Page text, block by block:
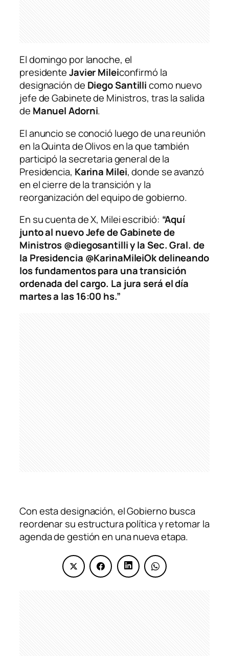
El domingo por lanoche, el
presidenteJavier Mileiconfirmó la
designación de Diego Santillicomo nuevo
jefe de Gabinete de Ministros, tras la salida
de Manuel Adorni.
El anuncio se conoció luego de una reunión
en la Quinta de Olivos en la que también
participó la secretaria general de la
Presidencia, Karina Milei, donde se avanzó
en el cierre de la transición y la
reorganización del equipo de gobierno.
En su cuenta de X, Milei escribió: “Aquí
junto al nuevo Jefe de Gabinete de
Ministros @diegosantilli y la Sec. Gral. de
la Presidencia @KarinaMileiOk delineando
los fundamentos para una transición
ordenada del cargo. La jura será el día
martes a las 16:00 hs.”
Con esta designación, el Gobierno busca
reordenar su estructura política y retomar la
agenda de gestión en una nueva etapa.